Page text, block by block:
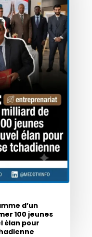
d’un
100 jeunes
élan pour